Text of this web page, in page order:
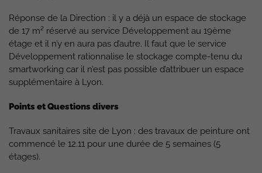
Réponse de la Direction : il y a déjà un espace de stockage
de 17 m² réservé au service Développement au 19ème
étage et il n’y en aura pas d’autre. Il faut que le service
Développement rationnalise le stockage compte-tenu du
smartworking car il n’est pas possible d’attribuer un espace
supplémentaire à Lyon.
Points et Questions divers
Travaux sanitaires site de Lyon : des travaux de peinture ont
commencé le 12.11 pour une durée de 5 semaines (5
étages).